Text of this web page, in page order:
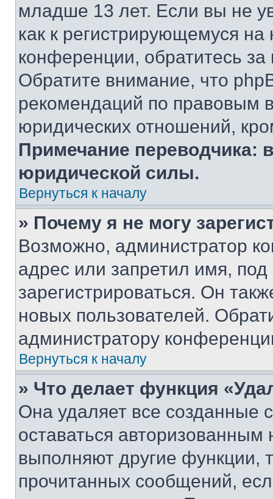
младше 13 лет. Если вы не
как к регистрирующемуся
конференции, обратитесь
Обратите внимание, что
рекомендаций по правовым
юридических отношений,
Примечание переводчика:
юридической силы.
Вернуться к началу
» Почему я не могу
Возможно, администратор
адрес или запретил имя,
зарегистрироваться. Он
новых пользователей.
администратору
Вернуться к началу
» Что делает функция
Она удаляет все созданные
оставаться
выполняют другие функции,
прочитанных сообщений,